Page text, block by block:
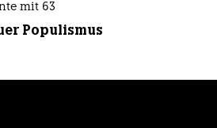
mit 63
Populismus